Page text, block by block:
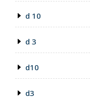
d 10
d 3
d10
d3